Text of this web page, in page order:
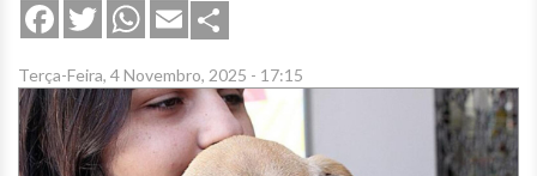
FacebookTwitterWhatsApp
Email
Terça-Feira, 4 Novembro, 2025 - 17:15